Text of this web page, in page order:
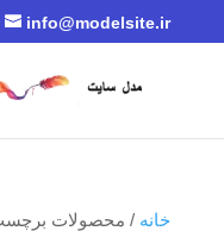
info@modelsite.ir
خانه / محصولات